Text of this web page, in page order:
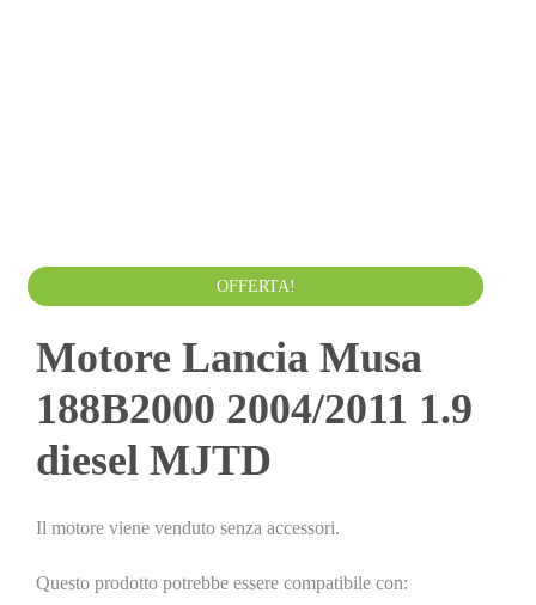
OFFERTA!
Da IVA esclusa
Motore Lancia Musa
188B2000 2004/2011 1.9
diesel MJTD
Il motore viene venduto senza accessori.
Questo prodotto potrebbe essere compatibile con: